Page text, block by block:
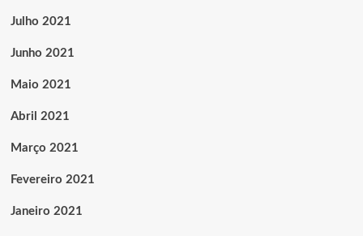
Julho 2021
Junho 2021
Maio 2021
Abril 2021
Março 2021
Fevereiro 2021
Janeiro 2021